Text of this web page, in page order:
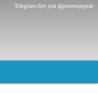
Telegram-бот для фронтендеров